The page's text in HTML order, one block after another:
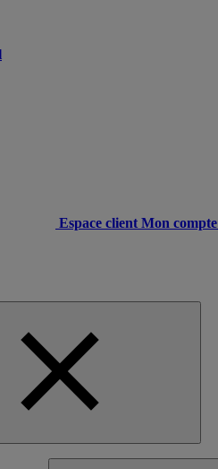
Espace client Mon compte